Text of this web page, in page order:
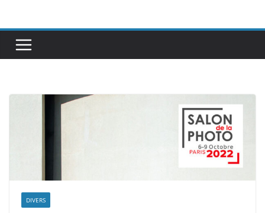
contenu
DIVERS